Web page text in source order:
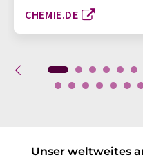
CHEMIE.DE
Unser weltweites